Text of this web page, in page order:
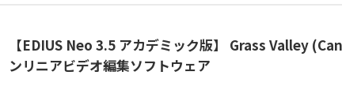
【EDIUS Neo 3.5 アカデミック版】 Grass Valley
ンリニアビデオ編集ソフトウェア